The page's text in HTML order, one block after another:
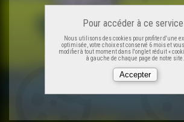
Pour accéder à ce
Nous utilisons des cookies pour profiter d'une
optimisée, votre choix est conservé 6 mois et
modifier à tout moment dans l'onglet réduit «
à gauche de chaque page de notre site.